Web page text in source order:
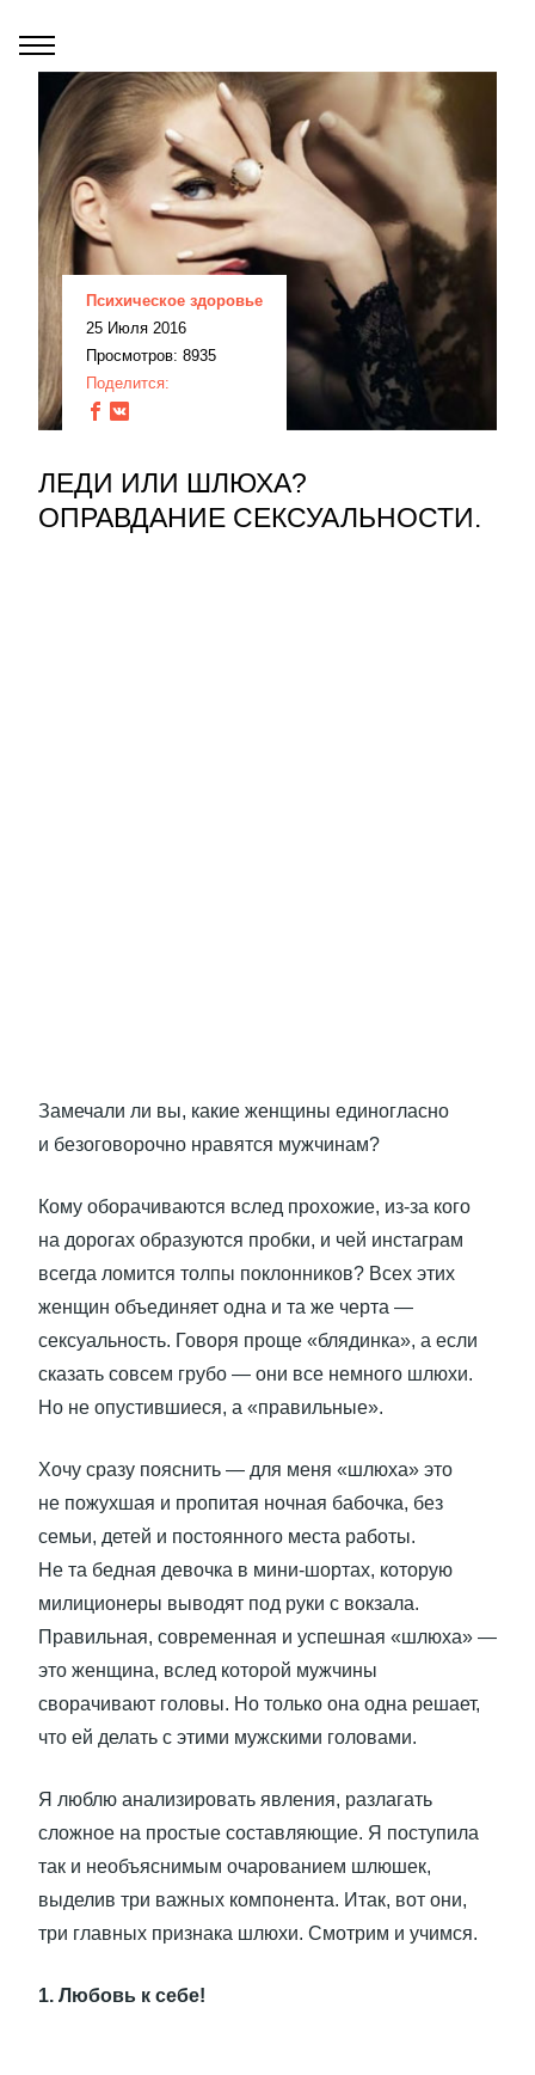
Психическое здоровье
25 Июля 2016
Просмотров: 8935
Поделится:
ЛЕДИ ИЛИ ШЛЮХА?
ОПРАВДАНИЕ СЕКСУАЛЬНОСТИ.
Замечали ли вы, какие женщины единогласно
и безоговорочно нравятся мужчинам?
Кому оборачиваются вслед прохожие, из-за кого
на дорогах образуются пробки, и чей инстаграм
всегда ломится толпы поклонников? Всех этих
женщин объединяет одна и та же черта —
сексуальность. Говоря проще «блядинка», а если
сказать совсем грубо — они все немного шлюхи.
Но не опустившиеся, а «правильные».
Хочу сразу пояснить — для меня «шлюха» это
не пожухшая и пропитая ночная бабочка, без
семьи, детей и постоянного места работы.
Не та бедная девочка в мини-шортах, которую
милиционеры выводят под руки с вокзала.
Правильная, современная и успешная «шлюха» —
это женщина, вслед которой мужчины
сворачивают головы. Но только она одна решает,
что ей делать с этими мужскими головами.
Я люблю анализировать явления, разлагать
сложное на простые составляющие. Я поступила
так и необъяснимым очарованием шлюшек,
выделив три важных компонента. Итак, вот они,
три главных признака шлюхи. Смотрим и учимся.
1. Любовь к себе!